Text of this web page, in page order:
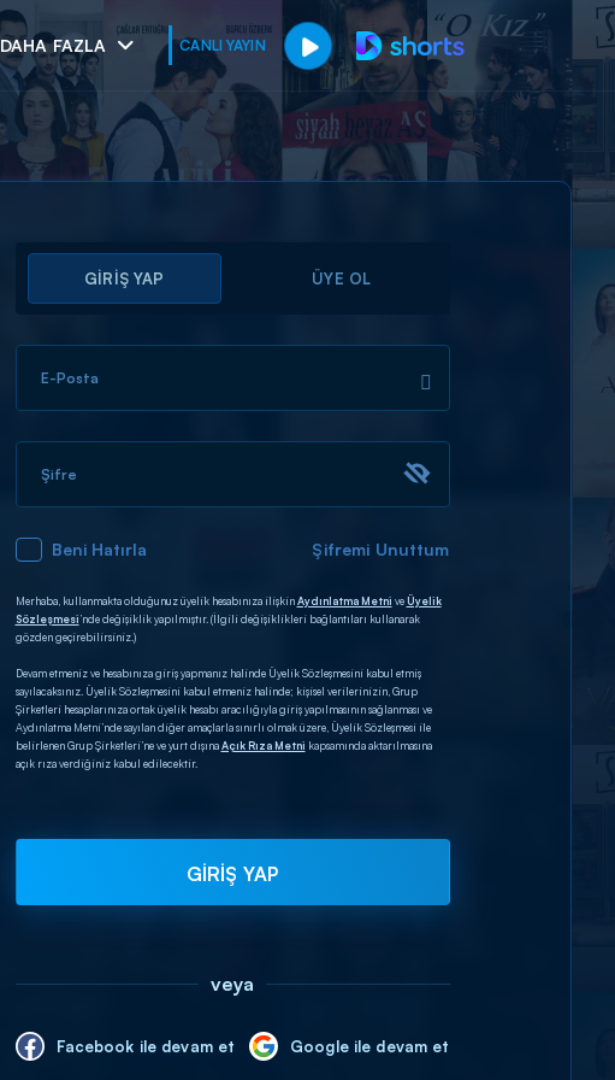
DAHA FAZLA CANLI YAYIN
GİRİŞ YAP ÜYE OL
E-Posta
Şifre
Beni Hatırla Şifremi Unuttum
Merhaba, kullanmakta olduğunuz üyelik hesabınıza ilişkinAydınlatma Metni veÜyelik
Sözleşmesi’nde değişiklik yapılmıştır. (İlgili değişiklikleri bağlantıları kullanarak
gözden geçirebilirsiniz.)
Devam etmeniz ve hesabınıza giriş yapmanız halinde Üyelik Sözleşmesini kabul etmiş
sayılacaksınız. Üyelik Sözleşmesini kabul etmeniz halinde; kişisel verilerinizin, Grup
Şirketleri hesaplarınıza ortak üyelik hesabı aracılığıyla giriş yapılmasının sağlanması ve
Aydınlatma Metni’nde sayılan diğer amaçlarla sınırlı olmak üzere, Üyelik Sözleşmesi ile
belirlenen Grup Şirketleri’ne ve yurt dışınaAçık Rıza Metni kapsamında aktarılmasına
açık rıza verdiğiniz kabul edilecektir.
GİRİŞ YAP
veya
Facebook ile devam et Google ile devam et